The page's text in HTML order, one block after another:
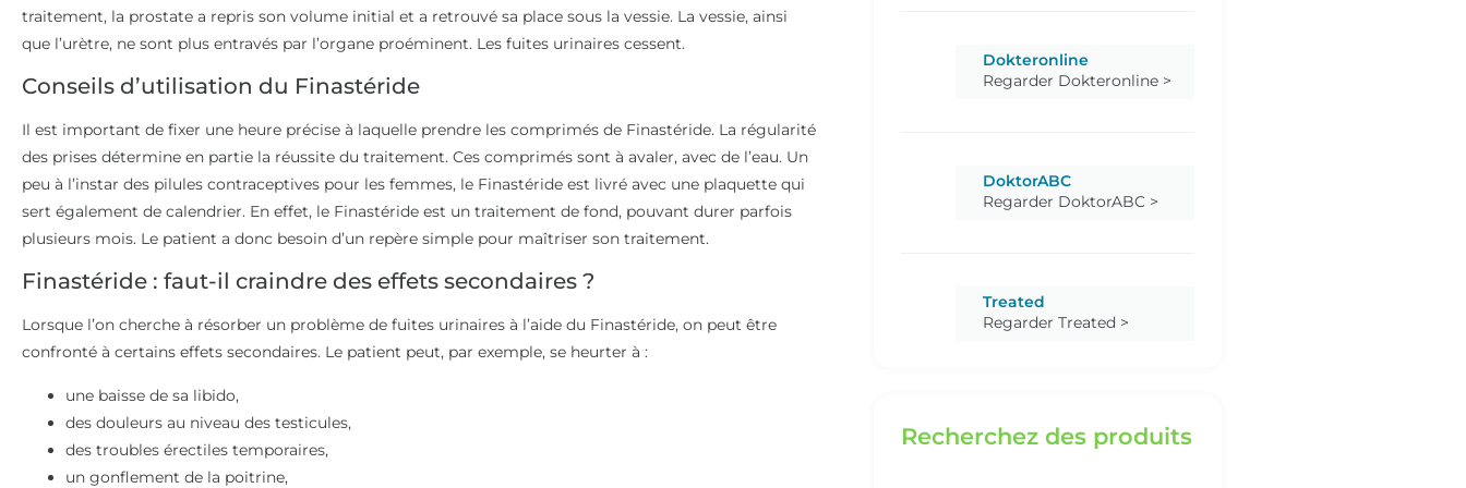
traitement, la prostate a repris son volume initial et a retrouvé sa place sous la vessie. La vessie, ainsi
que l’urètre, ne sont plus entravés par l’organe proéminent. Les fuites urinaires cessent.
Conseils d’utilisation du Finastéride
Il est important de fixer une heure précise à laquelle prendre les comprimés de Finastéride. La régularité
des prises détermine en partie la réussite du traitement. Ces comprimés sont à avaler, avec de l’eau. Un
peu à l’instar des pilules contraceptives pour les femmes, le Finastéride est livré avec une plaquette qui
sert également de calendrier. En effet, le Finastéride est un traitement de fond, pouvant durer parfois
plusieurs mois. Le patient a donc besoin d’un repère simple pour maîtriser son traitement.
Finastéride : faut-il craindre des effets secondaires ?
Lorsque l’on cherche à résorber un problème de fuites urinaires à l’aide du Finastéride, on peut être
confronté à certains effets secondaires. Le patient peut, par exemple, se heurter à :
une baisse de sa libido,
des douleurs au niveau des testicules,
des troubles érectiles temporaires,
un gonflement de la poitrine,
Dokteronline
Regarder Dokteronline >
DoktorABC
Regarder DoktorABC >
Treated
Regarder Treated >
Recherchez des produits